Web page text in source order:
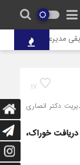
مدیرعامل گروه توسعه
17
دکتر انصاری
خوراک،